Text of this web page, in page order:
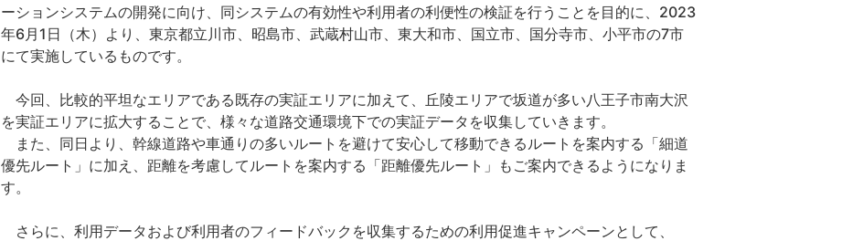
ーションシステムの開発に向け、同システムの有効性や利用者の利便性の検証を行うことを目的に、2023
年6月1日（木）より、東京都立川市、昭島市、武蔵村山市、東大和市、国立市、国分寺市、小平市の7市
にて実施しているものです。
今回、比較的平坦なエリアである既存の実証エリアに加えて、丘陵エリアで坂道が多い八王子市南大沢
を実証エリアに拡大することで、様々な道路交通環境下での実証データを収集していきます。
また、同日より、幹線道路や車通りの多いルートを避けて安心して移動できるルートを案内する「細道
優先ルート」に加え、距離を考慮してルートを案内する「距離優先ルート」もご案内できるようになりま
す。
さらに、利用データおよび利用者のフィードバックを収集するための利用促進キャンペーンとして、